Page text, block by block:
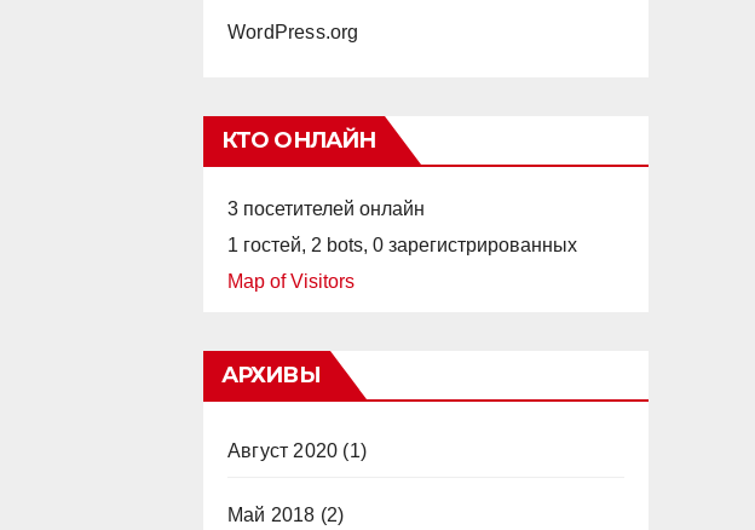
WordPress.org
КТО ОНЛАЙН
3 посетителей онлайн
1 гостей, 2 bots, 0 зарегистрированных
Map of Visitors
АРХИВЫ
Август 2020 (1)
Май 2018 (2)